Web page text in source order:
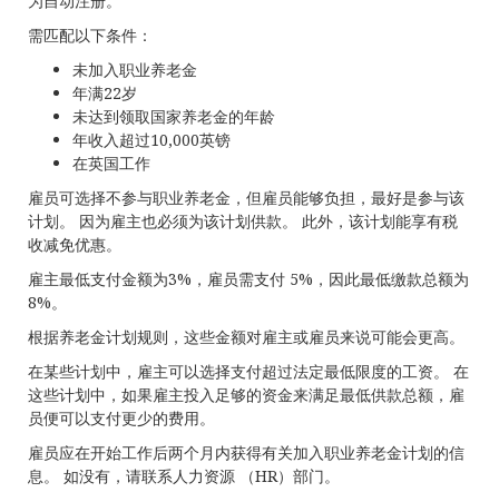
需匹配以下条件：
未加入职业养老金
年满22岁
未达到领取国家养老金的年龄
年收入超过10,000英镑
在英国工作
雇员可选择不参与职业养老金，但雇员能够负担，最好是参与该
计划。 因为雇主也必须为该计划供款。 此外，该计划能享有税
收减免优惠。
雇主最低支付金额为3%，雇员需支付 5%，因此最低缴款总额为
8%。
根据养老金计划规则，这些金额对雇主或雇员来说可能会更高。
在某些计划中，雇主可以选择支付超过法定最低限度的工资。 在
这些计划中，如果雇主投入足够的资金来满足最低供款总额，雇
员便可以支付更少的费用。
雇员应在开始工作后两个月内获得有关加入职业养老金计划的信
息。 如没有，请联系人力资源 （HR）部门。